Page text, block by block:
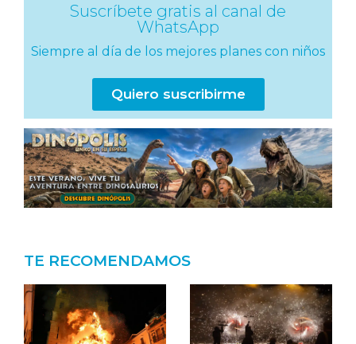
Suscríbete gratis al canal de
WhatsApp
Siempre al día de los mejores planes con niños
Quiero suscribirme
TE RECOMENDAMOS